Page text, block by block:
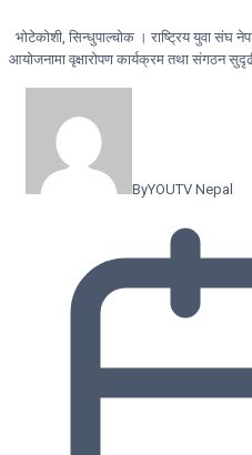
भोटेकोशी, सिन्धुपाल्चोक । राष्ट्रिय युवा संघ
आयोजनामा वृक्षारोपण कार्यक्रम तथा संगठन
ByYOUTV Nepal